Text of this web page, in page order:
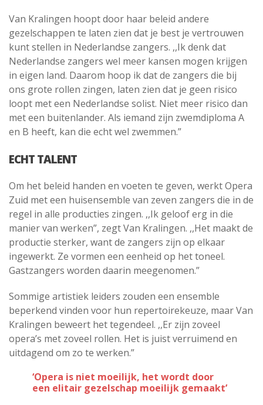
Van Kralingen hoopt door haar beleid andere
gezelschappen te laten zien dat je best je vertrouwen
kunt stellen in Nederlandse zangers. ,,Ik denk dat
Nederlandse zangers wel meer kansen mogen krijgen
in eigen land. Daarom hoop ik dat de zangers die bij
ons grote rollen zingen, laten zien dat je geen risico
loopt met een Nederlandse solist. Niet meer risico dan
met een buitenlander. Als iemand zijn zwemdiploma A
en B heeft, kan die echt wel zwemmen.”
ECHT TALENT
Om het beleid handen en voeten te geven, werkt Opera
Zuid met een huisensemble van zeven zangers die in de
regel in alle producties zingen. ,,Ik geloof erg in die
manier van werken”, zegt Van Kralingen. ,,Het maakt de
productie sterker, want de zangers zijn op elkaar
ingewerkt. Ze vormen een eenheid op het toneel.
Gastzangers worden daarin meegenomen.”
Sommige artistiek leiders zouden een ensemble
beperkend vinden voor hun repertoirekeuze, maar Van
Kralingen beweert het tegendeel. ,,Er zijn zoveel
opera’s met zoveel rollen. Het is juist verruimend en
uitdagend om zo te werken.”
‘Opera is niet moeilijk, het wordt door
een elitair gezelschap moeilijk gemaakt’